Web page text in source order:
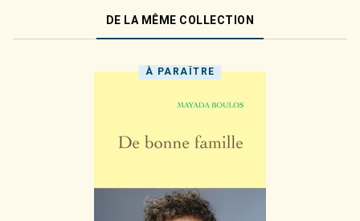
DE LA MÊME COLLECTION
À PARAÎTRE